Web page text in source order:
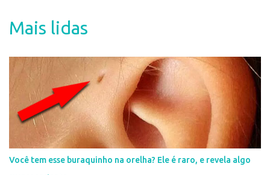
á
Mais lidas
Você tem esse buraquinho na orelha? Ele é raro, e revela algo